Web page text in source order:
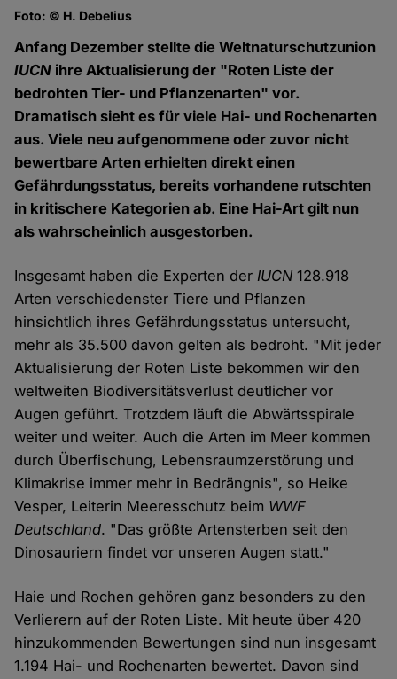
Foto: © H. Debelius
Anfang Dezember stellte die Weltnaturschutzunion
IUCN ihre Aktualisierung der "Roten Liste der
bedrohten Tier- und Pflanzenarten" vor.
Dramatisch sieht es für viele Hai- und Rochenarten
aus. Viele neu aufgenommene oder zuvor nicht
bewertbare Arten erhielten direkt einen
Gefährdungsstatus, bereits vorhandene rutschten
in kritischere Kategorien ab. Eine Hai-Art gilt nun
als wahrscheinlich ausgestorben.
Insgesamt haben die Experten derIUCN 128.918
Arten verschiedenster Tiere und Pflanzen
hinsichtlich ihres Gefährdungsstatus untersucht,
mehr als 35.500 davon gelten als bedroht. "Mit jeder
Aktualisierung der Roten Liste bekommen wir den
weltweiten Biodiversitätsverlust deutlicher vor
Augen geführt. Trotzdem läuft die Abwärtsspirale
weiter und weiter. Auch die Arten im Meer kommen
durch Überfischung, Lebensraumzerstörung und
Klimakrise immer mehr in Bedrängnis", so Heike
Vesper, Leiterin Meeresschutz beim WWF
Deutschland. "Das größte Artensterben seit den
Dinosauriern findet vor unseren Augen statt."
Haie und Rochen gehören ganz besonders zu den
Verlierern auf der Roten Liste. Mit heute über 420
hinzukommenden Bewertungen sind nun insgesamt
1.194 Hai- und Rochenarten bewertet. Davon sind